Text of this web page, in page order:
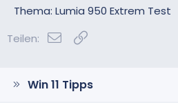
Thema: Lumia 950 Extrem Test
Teilen:
E-Mail
Win 11 Tipps